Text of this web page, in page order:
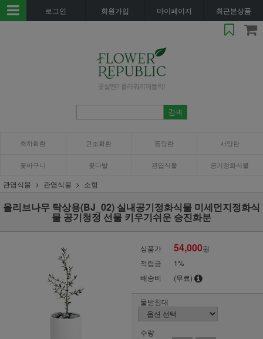
로그인 회원가입 마이페이지 최근본상품
축하화환 근조화환 동양란 서양란
꽃바구니 꽃다발 관엽식물 공기정화식물
관엽식물 관엽식물 소형
올리브나무 탁상용(BJ_02) 실내공기정화식물 미세먼지정화식
물 공기청정 선물 키우기쉬운 승진화분
상품가 54,000원
적립금
1%
배송비
(무료)
물받침대
수량